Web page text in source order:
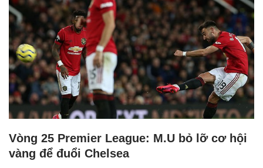
Vòng 25 Premier League: M.U bỏ lỡ cơ hội
vàng để đuổi Chelsea